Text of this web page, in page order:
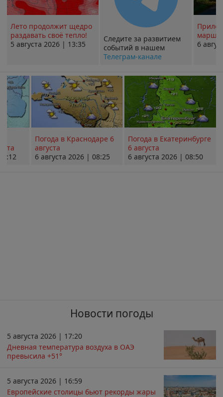
Лето продолжит щедро
раздавать своё тепло!
5 августа 2026 | 13:35
Следите за развитием
событий в нашем
Телеграм-канале
6
Погода в Краснодаре 6
августа
6 августа 2026 | 08:25
Погода в Екатеринбурге
6 августа
6 августа 2026 | 08:50
Новости погоды
5 августа 2026 | 17:20
Дневная температура воздуха в ОАЭ
превысила +51°
5 августа 2026 | 16:59
Европейские столицы бьют рекорды жары